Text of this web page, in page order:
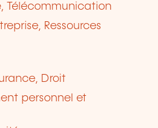
Télécommunication
Ressources
Droit
personnel et